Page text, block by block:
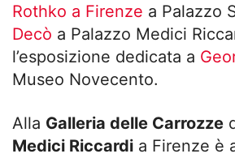
Rothko a Firenze a Palazzo
Decò a Palazzo Medici
l’esposizione dedicata a
Museo Novecento.
Alla Galleria delle Carrozze
Medici Riccardi a Firenze è